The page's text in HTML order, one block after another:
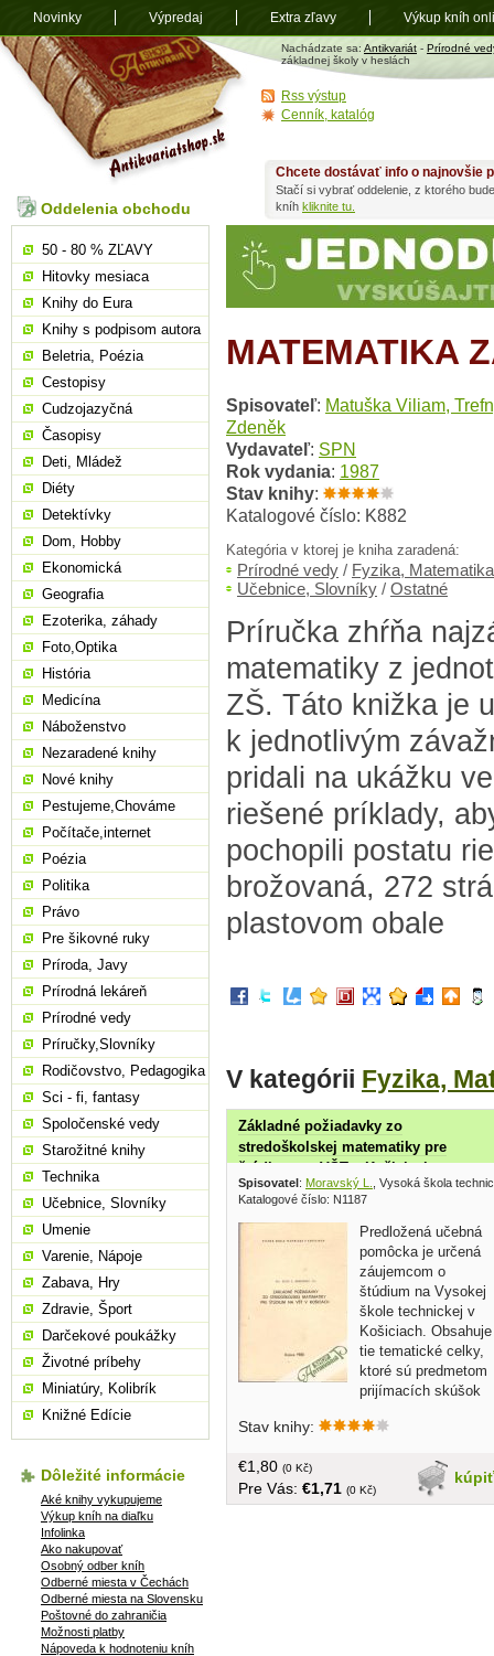
Antikvariát
shop.sk
Nachádzate sa: Antikvariát - Prírodné
základnej školy v heslách
MATEMATIKA
Spisovateľ: Matuška Viliam,
Zdeněk
Vydavateľ: SPN
Rok vydania: 1987
Stav knihy:
Katalogové číslo: K882
Kategória v ktorej je kniha zaradená:
Prírodné vedy / Fyzika, Matematika
Učebnice, Slovníky / Ostatné
Príručka zhŕňa
matematiky z
ZŠ. Táto knižka je
k jednotlivým
pridali na ukážku
riešené príklady,
pochopili postatu
brožovaná, 272
plastovom obale
V kategórii Fyzika,
Základné požiadavky zo
stredoškolskej matematiky pre
štúdium na VŠT v Košiciach
Spisovatel: Moravský L.
, Vysoká škola
Katalogové číslo: N1187
Predložená učebná
pomôcka je určená
záujemcom o
štúdium na Vysokej
škole technickej v
Košiciach. Obsahuje
tie tematické celky,
ktoré sú predmetom
prijímacích skúšok
brožovaná, 66 strán
Stav knihy:
kúpiť
€1,80 (0 Kč)
Pre Vás: €1,71 (0 Kč)
Chcete dostávať info o najnovšie
Stačí si vybrať oddelenie, z ktorého
kníh kliknite tu.
Oddelenia obchodu
50 - 80 % ZĽAVY
Hitovky mesiaca
Knihy do Eura
Knihy s podpisom autora
Beletria, Poézia
Cestopisy
Cudzojazyčná
Časopisy
Deti, Mládež
Diéty
Detektívky
Dom, Hobby
Ekonomická
Geografia
Ezoterika, záhady
Foto,Optika
História
Medicína
Náboženstvo
Nezaradené knihy
Nové knihy
Pestujeme,Chováme
Počítače,internet
Poézia
Politika
Právo
Pre šikovné ruky
Príroda, Javy
Prírodná lekáreň
Prírodné vedy
Príručky,Slovníky
Rodičovstvo, Pedagogika
Sci - fi, fantasy
Spoločenské vedy
Starožitné knihy
Technika
Učebnice, Slovníky
Umenie
Varenie, Nápoje
Zabava, Hry
Zdravie, Šport
Darčekové poukážky
Životné príbehy
Miniatúry, Kolibrík
Knižné Edície
Dôležité informácie
Aké knihy vykupujeme
Výkup kníh na diaľku
Infolinka
Ako nakupovať
Osobný odber kníh
Odberné miesta v Čechách
Odberné miesta na Slovensku
Poštovné do zahraničia
Možnosti platby
Nápoveda k hodnoteniu kníh
Rss výstup
Cenník, katalóg
Novinky Výpredaj Extra zľavy Výkup kníh